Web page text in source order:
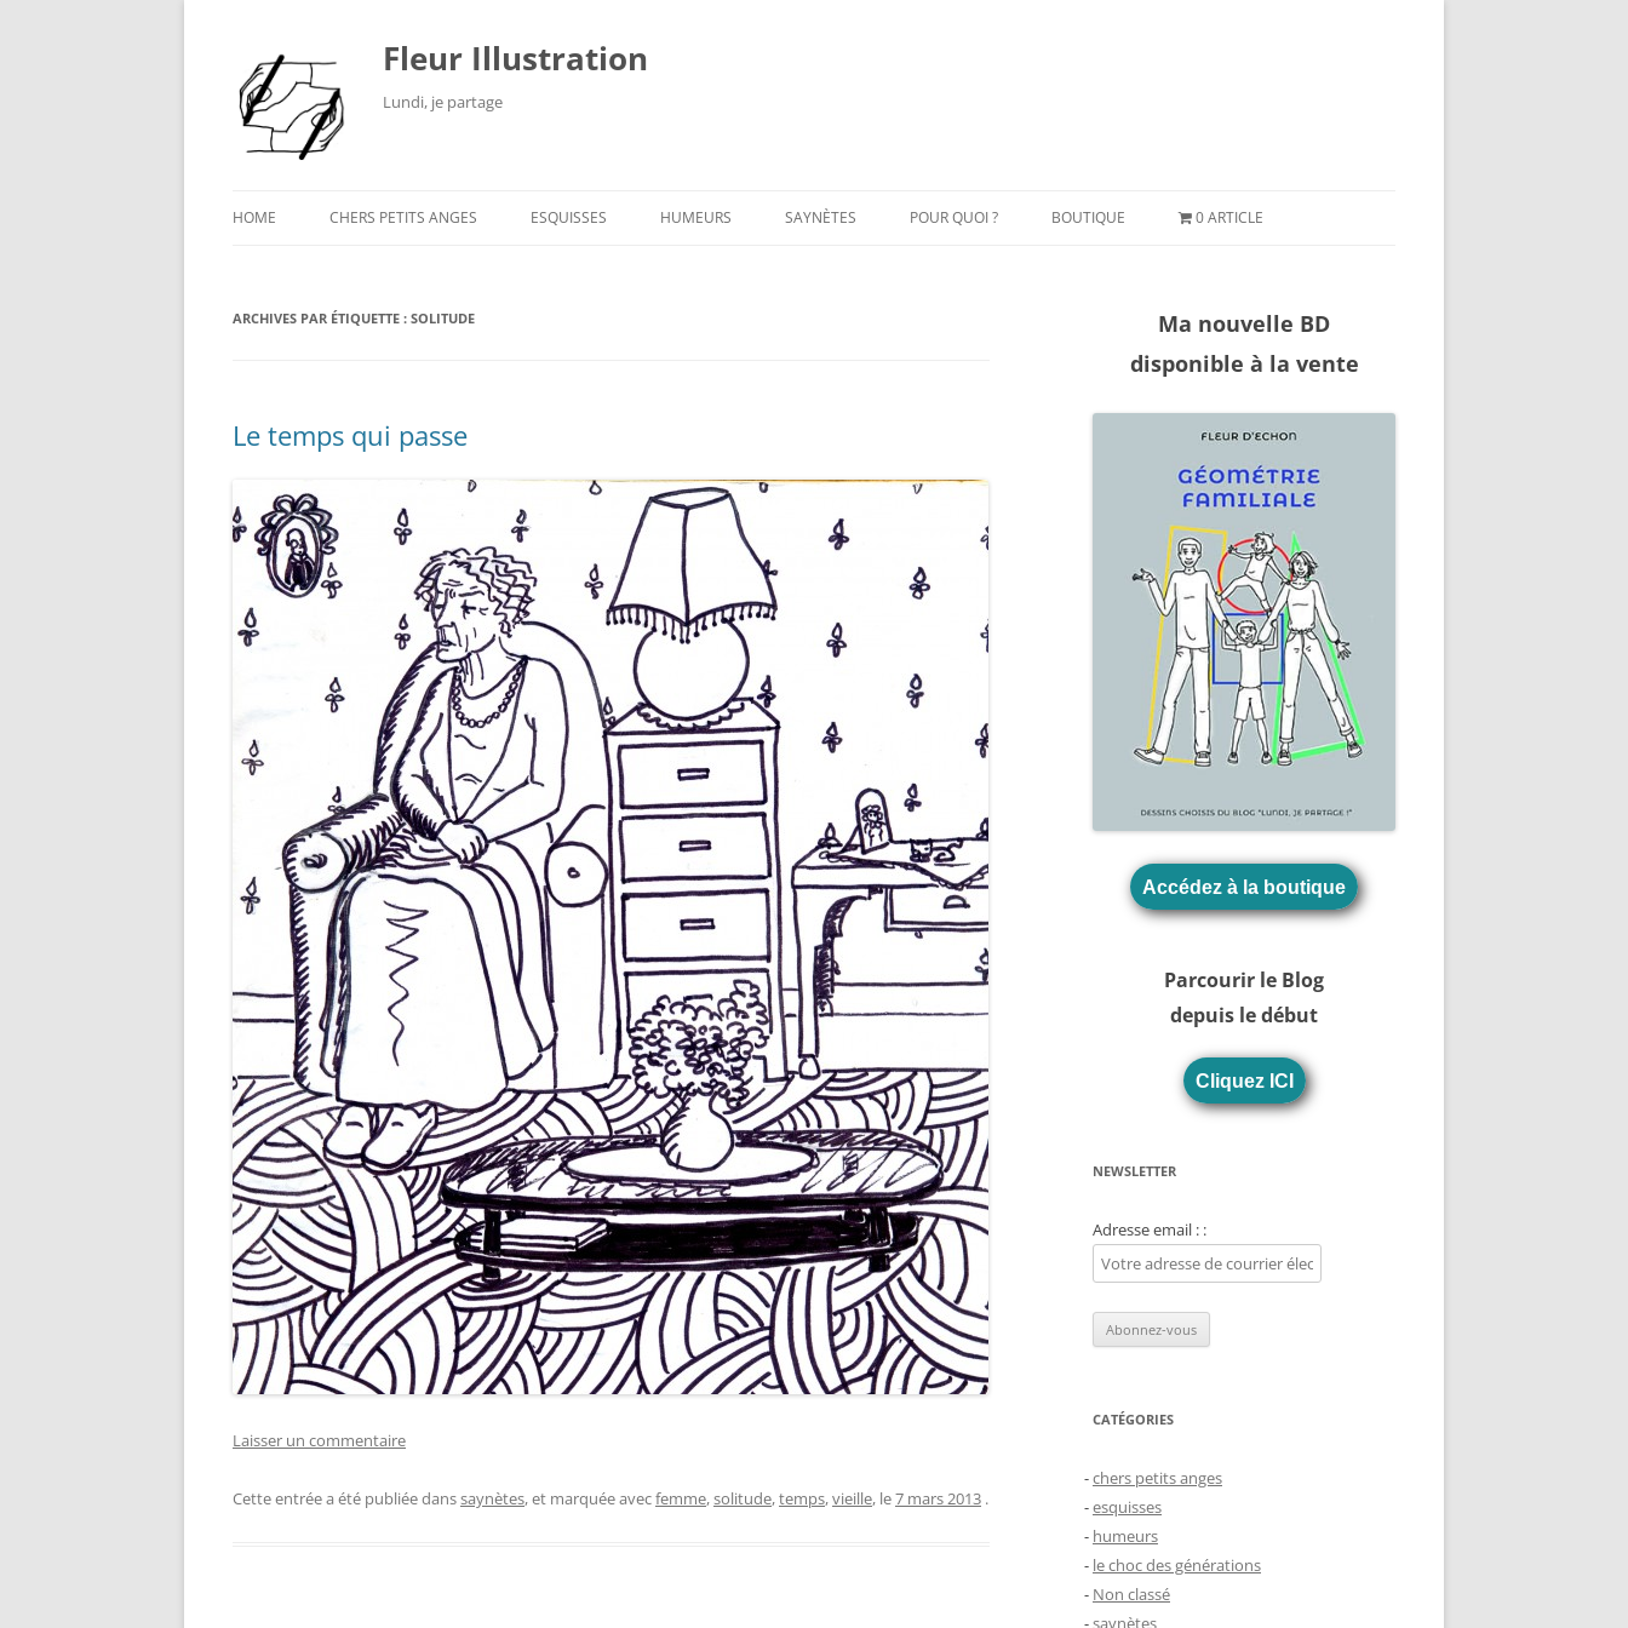
Fleur Illustration
Lundi, je partage
HOME CHERS PETITS ANGES ESQUISSES HUMEURS SAYNÈTES POUR QUOI ? BOUTIQUE 0 ARTICLE
ARCHIVES PAR ÉTIQUETTE : SOLITUDE
Le temps qui passe
Laisser un commentaire
Cette entrée a été publiée danssaynètes, et marquée avecfemme,solitude,temps,vieille, le7 mars 2013 .
Ma nouvelle BD
disponible à la vente
Accédez à la boutique
Parcourir le Blog
depuis le début
Cliquez ICI
NEWSLETTER
Adresse email : :
CATÉGORIES
chers petits anges
esquisses
humeurs
le choc des générations
Non classé
saynètes